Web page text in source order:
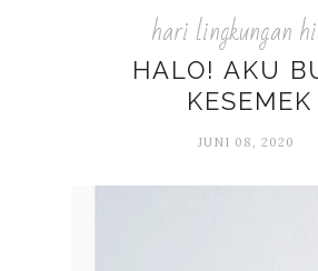
hari lingkungan
HALO! AKU
KESEMEK
JUNI 08, 2020